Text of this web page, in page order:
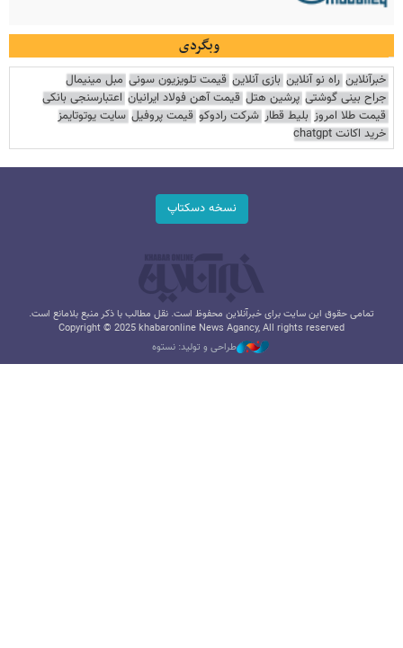
وبگردی
خبرآنلاین راه نو آنلاین بازی آنلاین قیمت تلویزیون سونی مبل مینیمال
جراح بینی گوشتی پرشین هتل قیمت آهن فولاد ایرانیان اعتبارسنجی بانکی
قیمت طلا امروز بلیط قطار شرکت رادوکو قیمت پروفیل سایت یوتوتایمز
خرید اکانت chatgpt
نسخه دسکتاپ
تمامی حقوق این سایت برای خبرآنلاین محفوظ است. نقل مطالب با ذکر منبع بلامانع است.
Copyright © 2025 khabaronline News Agancy, All rights reserved
طراحی و تولید: نستوه